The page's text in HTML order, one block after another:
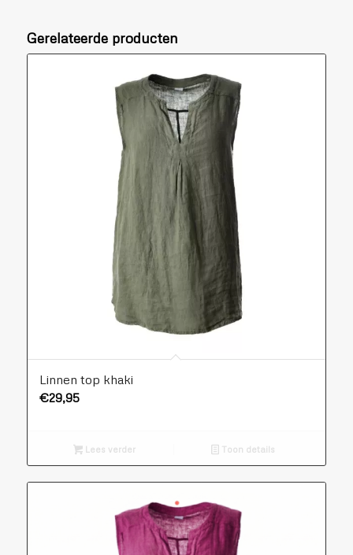
Gerelateerde producten
Linnen top khaki
€29,95
Lees verder Toon details